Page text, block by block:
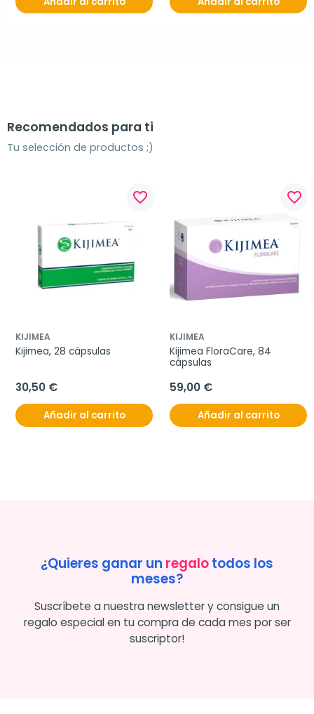
Recomendados para ti
Tu selección de productos ;)
favorite_border
KIJIMEA
Kijimea, 28 cápsulas
30,50 €
Añadir al carrito
favorite_border
KIJIMEA
Kijimea FloraCare, 84
cápsulas
59,00 €
Añadir al carrito
¿Quieres ganar un regalotodos los
meses?
Suscríbete a nuestra newsletter y consigue un
regalo especial en tu compra de cada mes por ser
suscriptor!